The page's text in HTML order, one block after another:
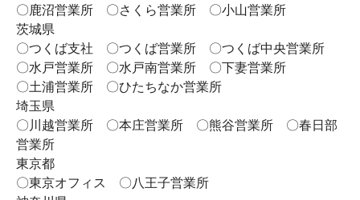
〇鹿沼営業所 〇さくら営業所 〇小山営業所
茨城県
〇つくば支社 〇つくば営業所 〇つくば中央営業所
〇水戸営業所 〇水戸南営業所 〇下妻営業所
〇土浦営業所 〇ひたちなか営業所
埼玉県
〇川越営業所 〇本庄営業所 〇熊谷営業所 〇春日部
営業所
東京都
〇東京オフィス 〇八王子営業所